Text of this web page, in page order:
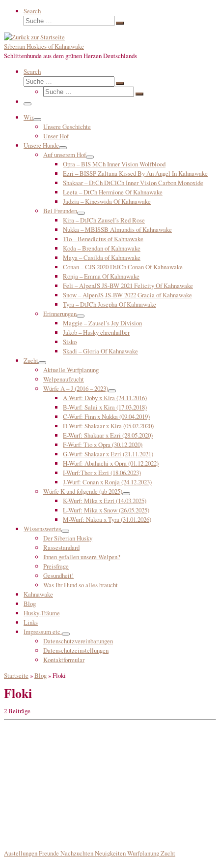
Search
Suche
Suche
Siberian Huskies of Kahnawake
Schlittenhunde aus dem grünen Herzen Deutschlands
Search
Suche
Suche
Suche
Suche
Menü
Wir
Unsere Geschichte
Unser Hof
Unsere Hunde
Auf unserem Hof
Opra – BIS MCh Inner Vision Wolfblood
Ezri – BISSP Zaltana Kissed By An Angel In Kahnawake
Shakaar – DtCh DtClCh Inner Vision Carbon Monoxide
Leeta – DtCh Hermione Of Kahnawake
Jadzia – Kineswida Of Kahnawake
Bei Freunden
Kira – DtJCh Zausel’s Red Rose
Nukka – MBISSB Almundis of Kahnawake
Tio – Benedictus of Kahnawake
Koda – Brendan of Kahnawake
Maya – Casilda of Kahnawake
Conan – CJS 2020 DtJCh Conan Of Kahnawake
Ronja – Emma Of Kahnawake
Feli – AlpenJS JS-BW 2021 Felicity Of Kahnawake
Snow – AlpenJS JS-BW 2022 Gracia of Kahnawake
Tyra – DtJCh Josepha Of Kahnawake
Erinnerungen
Maggie – Zausel’s Joy Division
Jakob – Husky ehrenhalber
Sisko
Skadi – Gloria Of Kahnawake
Zucht
Aktuelle Wurfplanung
Welpenaufzucht
Würfe A – J (2016 – 2023)
A-Wurf: Doby x Kira (24.11.2016)
B-Wurf: Salai x Kira (17.03.2018)
C-Wurf: Finn x Nukka (09.04.2019)
D-Wurf: Shakaar x Kira (05.02.2020)
E-Wurf: Shakaar x Ezri (28.05.2020)
F-Wurf: Tio x Opra (30.12.2020)
G-Wurf: Shakaar x Ezri (21.11.2021)
H-Wurf: Abahachi x Opra (01.12.2022)
I-Wurf:Thor x Ezri (18.06.2023)
J-Wurf: Conan x Ronja (24.12.2023)
Würfe K und folgende (ab 2025)
K-Wurf: Mika x Ezri (14.03.2025)
L-Wurf: Mika x Snow (26.05.2025)
M-Wurf: Nakoa x Tyra (31.01.2026)
Wissenswertes
Der Siberian Husky
Rassestandard
Ihnen gefallen unsere Welpen?
Preisfrage
Gesundheit!
Was Ihr Hund so alles braucht
Kahnawake
Blog
Husky-Träume
Links
Impressum etc.
Datenschutzvereinbarungen
Datenschutzeinstellungen
Kontaktformular
Startseite »Blog»Floki
Floki
2 Beiträge
AustellungenFreunde NachzuchtenNeuigkeitenWurfplanungZucht